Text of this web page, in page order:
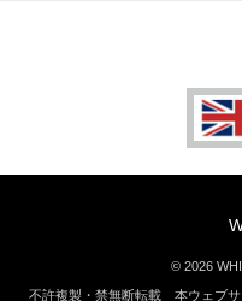
© 2026
不許複製・禁無断転載 本ウェブサ